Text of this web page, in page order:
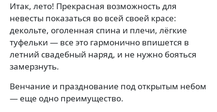
Итак, лето! Прекрасная возможность для
невесты показаться во всей своей красе:
декольте, оголенная спина и плечи, лёгкие
туфельки — все это гармонично впишется в
летний свадебный наряд, и не нужно бояться
замерзнуть.
Венчание и празднование под открытым небом
— еще одно преимущество.